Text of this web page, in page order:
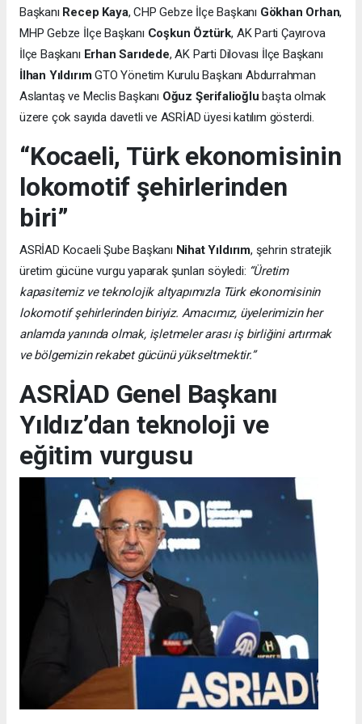
Başkanı Recep Kaya, CHP Gebze İlçe Başkanı Gökhan Orhan,
MHP Gebze İlçe Başkanı Coşkun Öztürk, AK Parti Çayırova
İlçe Başkanı Erhan Sarıdede, AK Parti Dilovası İlçe Başkanı
İlhan YıldırımGTO Yönetim Kurulu Başkanı Abdurrahman
Aslantaş ve Meclis Başkanı Oğuz Şerifalioğlu başta olmak
üzere çok sayıda davetli ve ASRİAD üyesi katılım gösterdi.
“Kocaeli, Türk ekonomisinin
lokomotif şehirlerinden
biri”
ASRİAD Kocaeli Şube Başkanı Nihat Yıldırım, şehrin stratejik
üretim gücüne vurgu yaparak şunları söyledi: “Üretim
kapasitemiz ve teknolojik altyapımızla Türk ekonomisinin
lokomotif şehirlerinden biriyiz. Amacımız, üyelerimizin her
anlamda yanında olmak, işletmeler arası iş birliğini artırmak
ve bölgemizin rekabet gücünü yükseltmektir.”
ASRİAD Genel Başkanı
Yıldız’dan teknoloji ve
eğitim vurgusu